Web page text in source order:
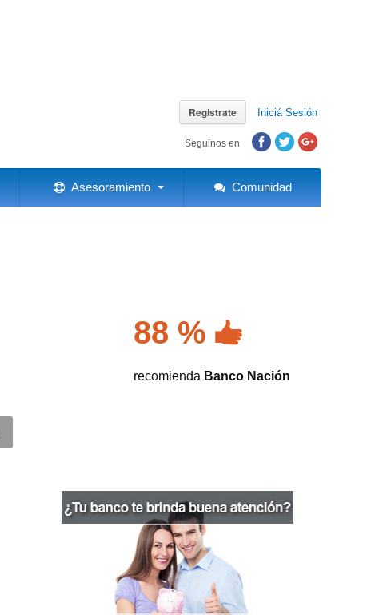
Registrate Iniciá Sesión
Seguinos en
Asesoramiento Comunidad
88 %
recomienda Banco Nación